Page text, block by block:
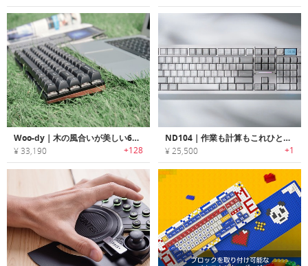
Woo-dy｜木の風合いが美しい67キーワイヤレスメカニカルキーボード「ウディ」
¥ 33,190 +128
ND104｜作業も計算もこれひとつでこなす104キーコントロールノブ付きキーボード
¥ 25,500 +1